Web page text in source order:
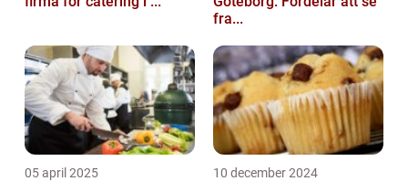
fra...
05 april 2025 10 december 2024